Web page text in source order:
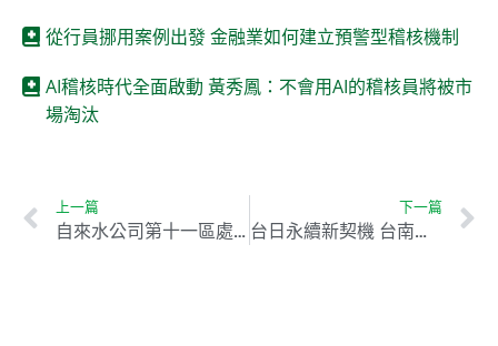
從行員挪用案例出發 金融業如何建立預警型稽核機制
AI稽核時代全面啟動 黃秀鳳：不會用AI的稽核員將被市
場淘汰
上一篇
自來水公司第十一區處113年度財產申報公開抽籤作業
下一篇
台日永續新契機 台南數位遊牧與文化交融